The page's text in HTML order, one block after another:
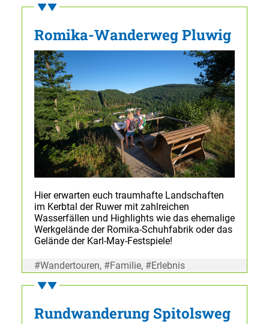
Romika-Wanderweg Pluwig
Hier erwarten euch traumhafte Landschaften
im Kerbtal der Ruwer mit zahlreichen
Wasserfällen und Highlights wie das ehemalige
Werkgelände der Romika-Schuhfabrik oder das
Gelände der Karl-May-Festspiele!
#Wandertouren, #Familie, #Erlebnis
Rundwanderung Spitolsweg